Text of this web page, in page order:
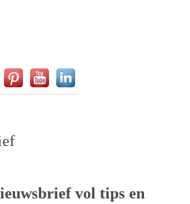
vol tips en